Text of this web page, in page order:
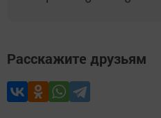
Расскажите друзьям